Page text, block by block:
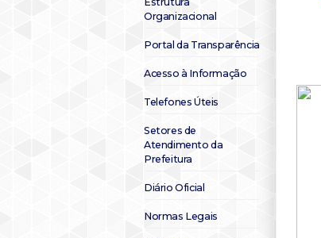
Organizacional
Portal da Transparência
Acesso à Informação
Telefones Úteis
Setores de
Atendimento da
Prefeitura
Diário Oficial
Normas Legais